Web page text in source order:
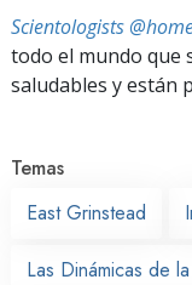
Scientologists
todo el mundo que
saludables y están
Temas
East Grinstead
Las Dinámicas de